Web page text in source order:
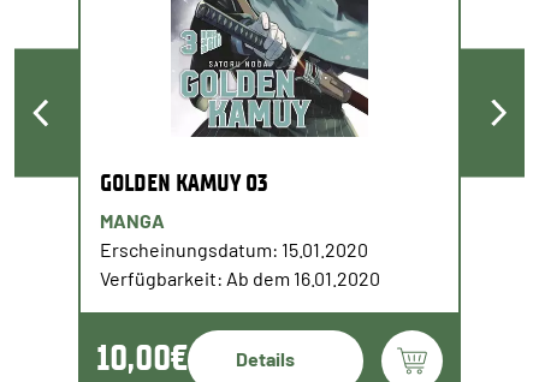
GOLDEN KAMUY 03
MANGA
Erscheinungsdatum: 15.01.2020
Verfügbarkeit: Ab dem 16.01.2020
10,00€ Details